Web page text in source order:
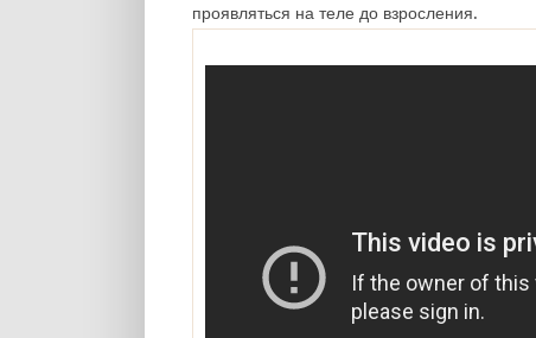
проявляться на теле до взросления.